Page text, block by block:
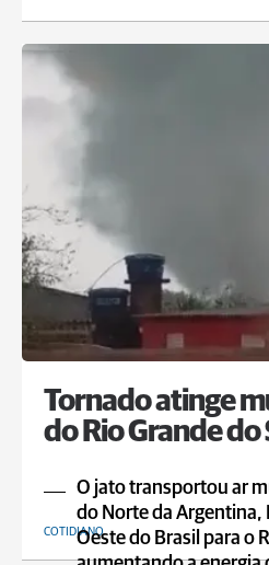
Tornado atinge
do Rio Grande do
O jato transportou ar
do Norte da Argentina,
Oeste do Brasil para o
COTIDIANO